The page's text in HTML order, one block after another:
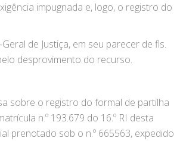
impugnada e, logo, o registro do
de Justiça, em seu parecer de fls.
desprovimento do recurso.
sobre o registro do formal de partilha
n.º 193.679 do 16.º RI desta
prenotado sob o n.º 665563, expedido